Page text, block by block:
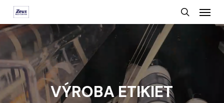
Skip
to
main
content
search
Menu
VÝROBA ETIKIET